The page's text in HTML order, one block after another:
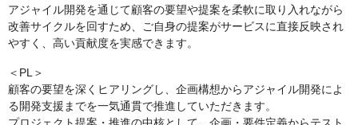
アジャイル開発を通じて顧客の要望や提案を柔軟に取り入れながら
改善サイクルを回すため、ご自身の提案がサービスに直接反映され
やすく、高い貢献度を実感できます。
＜PL＞
顧客の要望を深くヒアリングし、企画構想からアジャイル開発によ
る開発支援までを一気通貫で推進していただきます。